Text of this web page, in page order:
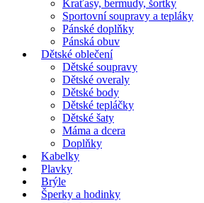
Kraťasy, bermudy, šortky
Sportovní soupravy a tepláky
Pánské doplňky
Pánská obuv
Dětské oblečení
Dětské soupravy
Dětské overaly
Dětské body
Dětské tepláčky
Dětské šaty
Máma a dcera
Doplňky
Kabelky
Plavky
Brýle
Šperky a hodinky